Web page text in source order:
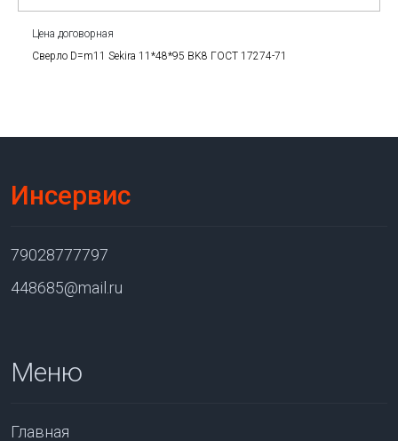
Цена договорная
Сверло D=m11 Sekira 11*48*95 BK8 ГОСТ 17274-71
Инсервис
79028777797
448685@mail.ru
Меню
Главная